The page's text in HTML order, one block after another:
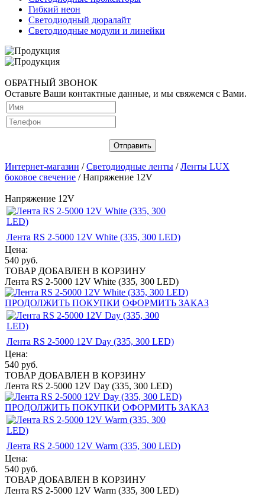
Гибкий неон
Светодиодный дюралайт
Светодиодные модули и линейки
ОБРАТНЫЙ ЗВОНОК
Оставьте Ваши контактные данные, и мы свяжемся с Вами.
Интернет-магазин /Светодиодные ленты /Ленты LUX
боковое свечение / Напряжение 12V
Напряжение 12V
Лента RS 2-5000 12V White (335, 300 LED)
Цена:
540 руб.
ТОВАР ДОБАВЛЕН В КОРЗИНУ
Лента RS 2-5000 12V White (335, 300 LED)
ПРОДОЛЖИТЬ ПОКУПКИ ОФОРМИТЬ ЗАКАЗ
Лента RS 2-5000 12V Day (335, 300 LED)
Цена:
540 руб.
ТОВАР ДОБАВЛЕН В КОРЗИНУ
Лента RS 2-5000 12V Day (335, 300 LED)
ПРОДОЛЖИТЬ ПОКУПКИ ОФОРМИТЬ ЗАКАЗ
Лента RS 2-5000 12V Warm (335, 300 LED)
Цена:
540 руб.
ТОВАР ДОБАВЛЕН В КОРЗИНУ
Лента RS 2-5000 12V Warm (335, 300 LED)